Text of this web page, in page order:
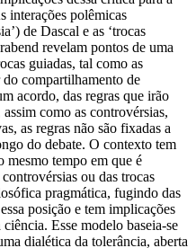
interações polêmicas
de Dascal e as ‘trocas
revelam pontos de uma
guiadas, tal como as
do compartilhamento de
acordo, das regras que irão
como as controvérsias,
as regras não são fixadas a
do debate. O contexto tem
mesmo tempo em que é
ou das trocas
pragmática, fugindo das
posição e tem implicações
Esse modelo baseia-se
dialética da tolerância, aberta